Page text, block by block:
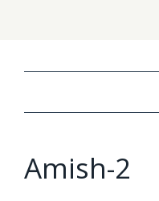
Amish-2